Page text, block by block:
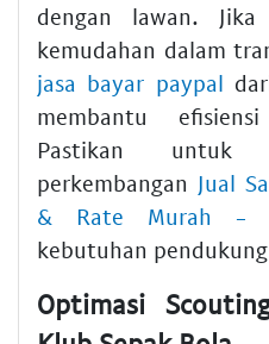
dengan lawan. Jika
kemudahan dalam
jasa bayar paypal
membantu
Pastikan untuk
perkembangan Jual
& Rate Murah -
kebutuhan
Optimasi